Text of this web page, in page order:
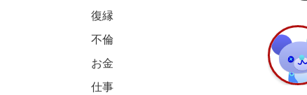
復縁
不倫
お金
仕事